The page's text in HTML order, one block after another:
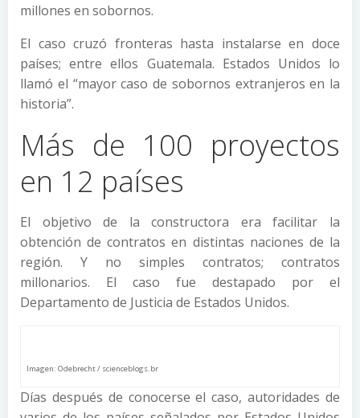
millones en sobornos.
El caso cruzó fronteras hasta instalarse en doce
países; entre ellos Guatemala. Estados Unidos lo
llamó el “mayor caso de sobornos extranjeros en la
historia”.
Más de 100 proyectos
en 12 países
El objetivo de la constructora era facilitar la
obtención de contratos en distintas naciones de la
región. Y no simples contratos; contratos
millonarios. El caso fue destapado por el
Departamento de Justicia de Estados Unidos.
Imagen: Odebrecht / scienceblogs.br
Días después de conocerse el caso, autoridades de